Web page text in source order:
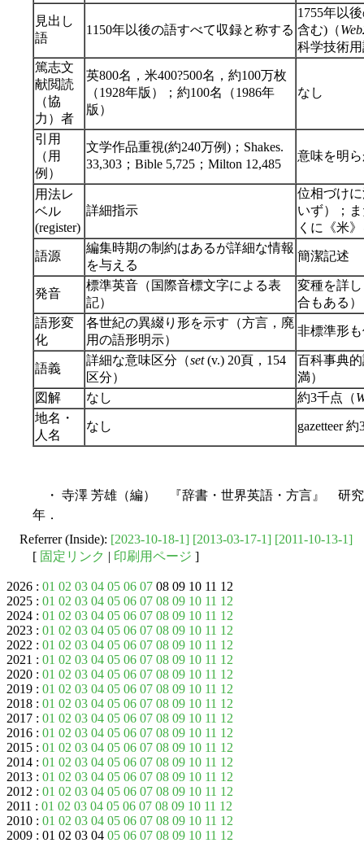
見出し
語
1150年以後の語すべて収録と称する
1755年以
含む)（
科学技術
篤志文
献閲読
（協
力）者
英800名，米400?500名，約100万枚
（1928年版）；約100名（1986年
版）
なし
引用
（用
例）
文学作品重視(約240万例)；Shakes.
33,303；Bible 5,725；Milton 12,485
意味を明
用法レ
ベル
(register)
詳細指示
位相づけに
いず）；
くに《米
語源
編集時期の制約はあるが詳細な情報
を与える
簡潔記述
発音
標準英音（国際音標文字による表
記）
変種を詳
合もある
語形変
化
各世紀の異綴り形を示す（方言，廃
用の語形明示）
非標準形
語義
詳細な意味区分（set(v.) 20頁，154
区分）
百科事典
満）
図解
なし 約3千点（
地名・
人名
なし gazetteer
・ 寺澤 芳雄（編） 『辞書・世界英語・方言』 研
年．
Referrer (Inside): [2023-10-18-1] [2013-03-17-1] [2011-10-13-1]
[ 固定リンク | 印刷用ページ ]
2026 : 01 02 03 04 05 06 07 08 09 10 11 12
2025 : 01 02 03 04 05 06 07 08 09 10 11 12
2024 : 01 02 03 04 05 06 07 08 09 10 11 12
2023 : 01 02 03 04 05 06 07 08 09 10 11 12
2022 : 01 02 03 04 05 06 07 08 09 10 11 12
2021 : 01 02 03 04 05 06 07 08 09 10 11 12
2020 : 01 02 03 04 05 06 07 08 09 10 11 12
2019 : 01 02 03 04 05 06 07 08 09 10 11 12
2018 : 01 02 03 04 05 06 07 08 09 10 11 12
2017 : 01 02 03 04 05 06 07 08 09 10 11 12
2016 : 01 02 03 04 05 06 07 08 09 10 11 12
2015 : 01 02 03 04 05 06 07 08 09 10 11 12
2014 : 01 02 03 04 05 06 07 08 09 10 11 12
2013 : 01 02 03 04 05 06 07 08 09 10 11 12
2012 : 01 02 03 04 05 06 07 08 09 10 11 12
2011 : 01 02 03 04 05 06 07 08 09 10 11 12
2010 : 01 02 03 04 05 06 07 08 09 10 11 12
2009 : 01 02 03 04 05 06 07 08 09 10 11 12